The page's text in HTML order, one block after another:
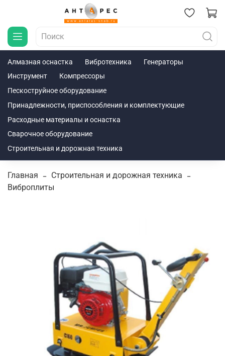
Алмазная оснастка Вибротехника
Генераторы
Инструмент
Компрессоры
Пескоструйное оборудование
Принадлежности, приспособления и комплектующие
Расходные материалы и оснастка
Сварочное оборудование
Строительная и дорожная техника
Главная
Строительная и дорожная техника
Виброплиты